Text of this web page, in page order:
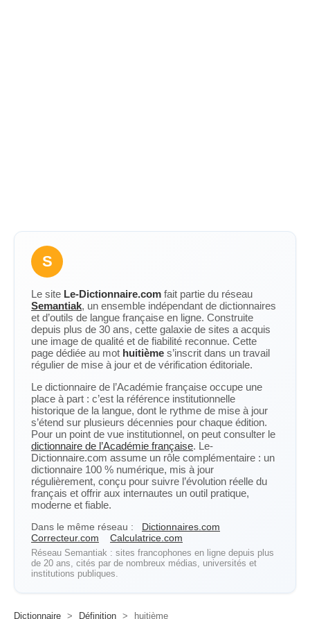
S
Le site Le-Dictionnaire.com fait partie du réseau
Semantiak, un ensemble indépendant de dictionnaires
et d’outils de langue française en ligne. Construite
depuis plus de 30 ans, cette galaxie de sites a acquis
une image de qualité et de fiabilité reconnue. Cette
page dédiée au mot huitième s’inscrit dans un travail
régulier de mise à jour et de vérification éditoriale.
Le dictionnaire de l’Académie française occupe une
place à part : c’est la référence institutionnelle
historique de la langue, dont le rythme de mise à jour
s’étend sur plusieurs décennies pour chaque édition.
Pour un point de vue institutionnel, on peut consulter le
dictionnaire de l’Académie française. Le-
Dictionnaire.com assume un rôle complémentaire : un
dictionnaire 100 % numérique, mis à jour
régulièrement, conçu pour suivre l’évolution réelle du
français et offrir aux internautes un outil pratique,
moderne et fiable.
Dans le même réseau :
Dictionnaires.com
Correcteur.com
Calculatrice.com
Réseau Semantiak : sites francophones en ligne depuis plus
de 20 ans, cités par de nombreux médias, universités et
institutions publiques.
Dictionnaire > Définition > huitième